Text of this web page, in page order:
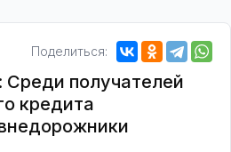
Поделиться:
Среди получателей
кредита